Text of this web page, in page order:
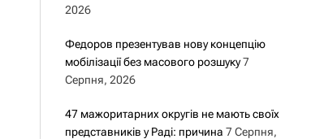
2026
Федоров презентував нову концепцію
мобілізації без масового розшуку 7
Серпня, 2026
47 мажоритарних округів не мають своїх
представників у Раді: причина 7 Серпня,